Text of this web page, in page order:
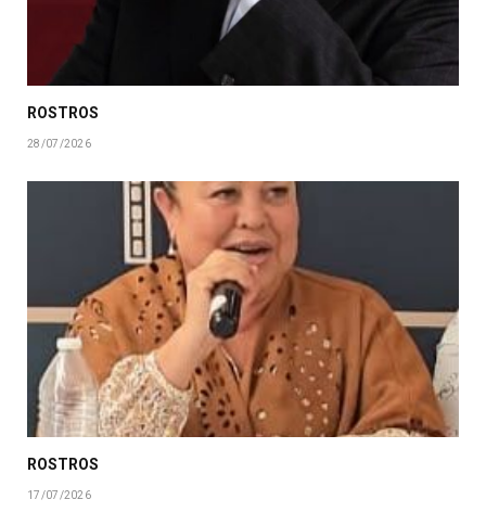
ROSTROS
28/07/2026
ROSTROS
17/07/2026